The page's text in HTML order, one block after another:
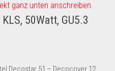
ganz unten anschreiben.
50Watt, GU5.3
Decostar 51 – Decocover 12